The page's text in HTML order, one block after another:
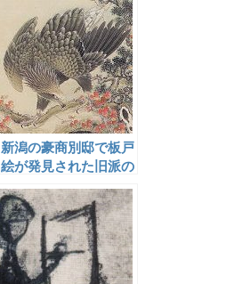
新潟の豪商別邸で板戸
絵が発見された旧派の